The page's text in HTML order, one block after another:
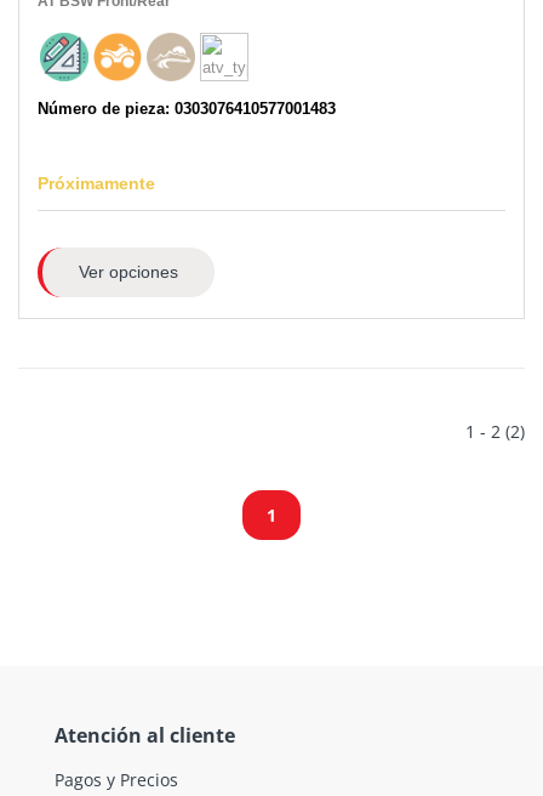
Número de pieza: 0303076410577001483
Próximamente
Ver opciones
1 - 2 (2)
1
Atención al cliente
Pagos y Precios